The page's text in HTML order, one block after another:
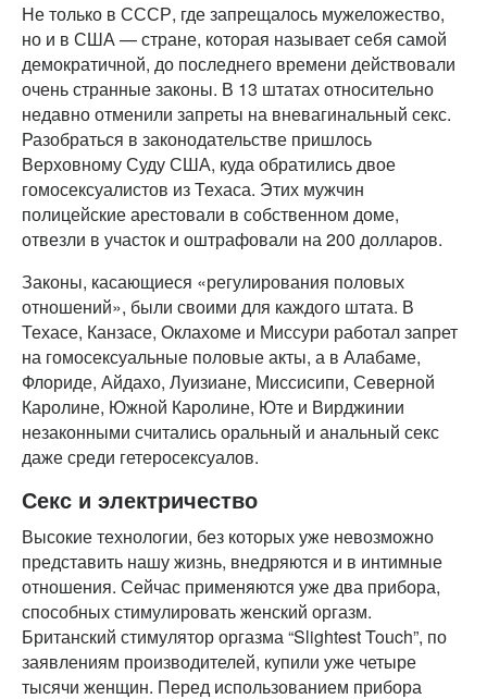
Не только в СССР, где запрещалось мужеложество,
но и в США — стране, которая называет себя самой
демократичной, до последнего времени действовали
очень странные законы. В 13 штатах относительно
недавно отменили запреты на вневагинальный секс.
Разобраться в законодательстве пришлось
Верховному Суду США, куда обратились двое
гомосексуалистов из Техаса. Этих мужчин
полицейские арестовали в собственном доме,
отвезли в участок и оштрафовали на 200 долларов.
Законы, касающиеся «регулирования половых
отношений», были своими для каждого штата. В
Техасе, Канзасе, Оклахоме и Миссури работал запрет
на гомосексуальные половые акты, а в Алабаме,
Флориде, Айдахо, Луизиане, Миссисипи, Северной
Каролине, Южной Каролине, Юте и Вирджинии
незаконными считались оральный и анальный секс
даже среди гетеросексуалов.
Секс и электричество
Высокие технологии, без которых уже невозможно
представить нашу жизнь, внедряются и в интимные
отношения. Сейчас применяются уже два прибора,
способных стимулировать женский оргазм.
Британский стимулятор оргазма “Slightest Touch”, по
заявлениям производителей, купили уже четыре
тысячи женщин. Перед использованием прибора